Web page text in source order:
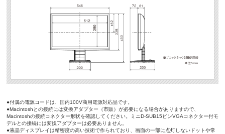
●付属の電源コードは、国内100V商用電源対応品です。
●Macintoshとの接続には変換アダプター（市販）が必要になる場合がありますので、
Macintoshの接続コネクター形状を確認してください。ミニD-SUB15ピンVGAコネクター付モ
デルとの接続には変換アダプターは必要ありません。
●液晶ディスプレイは精密度の高い技術で作られており、画面の一部に点灯しないドットや常